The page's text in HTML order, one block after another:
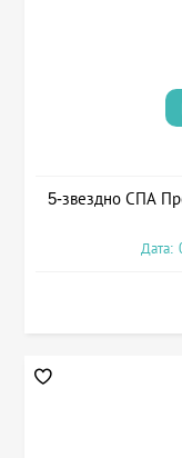
5-звездно СПА
Дата: